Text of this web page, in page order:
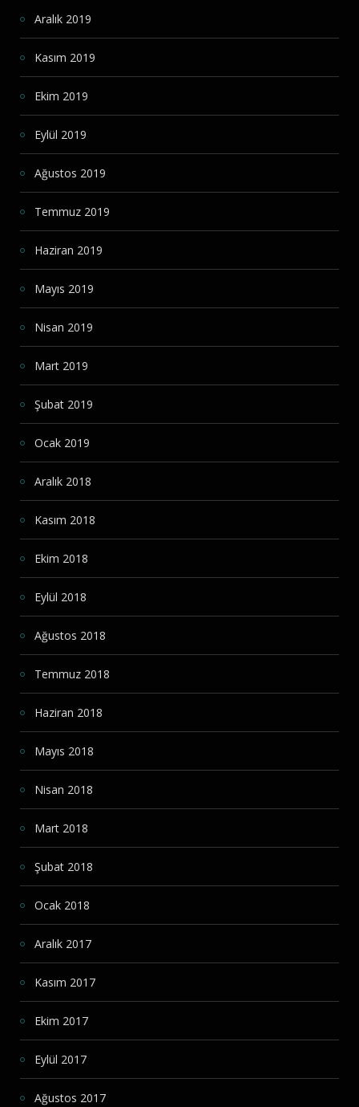
Aralık 2019
Kasım 2019
Ekim 2019
Eylül 2019
Ağustos 2019
Temmuz 2019
Haziran 2019
Mayıs 2019
Nisan 2019
Mart 2019
Şubat 2019
Ocak 2019
Aralık 2018
Kasım 2018
Ekim 2018
Eylül 2018
Ağustos 2018
Temmuz 2018
Haziran 2018
Mayıs 2018
Nisan 2018
Mart 2018
Şubat 2018
Ocak 2018
Aralık 2017
Kasım 2017
Ekim 2017
Eylül 2017
Ağustos 2017